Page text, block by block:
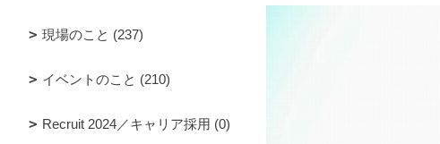
現場のこと (237)
イベントのこと (210)
Recruit 2024／キャリア採用 (0)